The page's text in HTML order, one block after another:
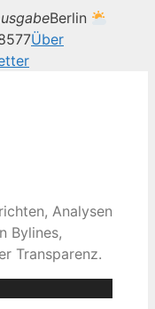
Berlin
Über
Analysen
Bylines,
Transparenz.